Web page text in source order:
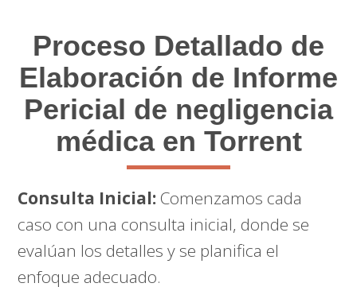
Proceso Detallado de
Elaboración de Informe
Pericial de negligencia
médica en Torrent
Consulta Inicial: Comenzamos cada
caso con una consulta inicial, donde se
evalúan los detalles y se planifica el
enfoque adecuado.